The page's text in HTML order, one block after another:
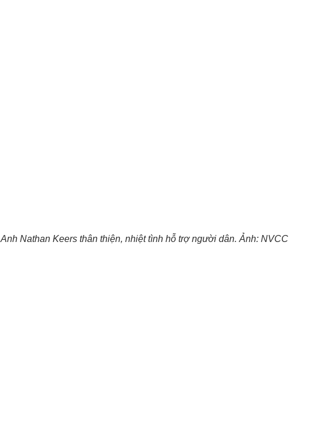
Anh Nathan Keers thân thiện, nhiệt tình hỗ trợ người dân. Ảnh: NVCC